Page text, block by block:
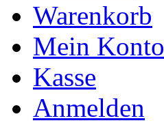
Warenkorb
Mein Konto
Kasse
Anmelden